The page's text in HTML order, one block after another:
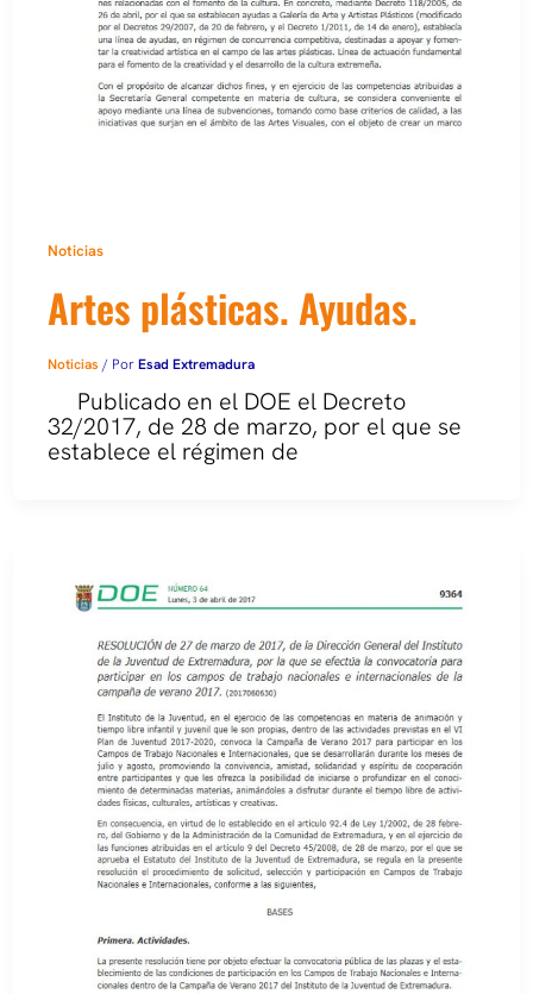
Noticias
Artes plásticas. Ayudas.
Noticias / PorEsad Extremadura
Publicado en el DOE el Decreto
32/2017, de 28 de marzo, por el que se
establece el régimen de